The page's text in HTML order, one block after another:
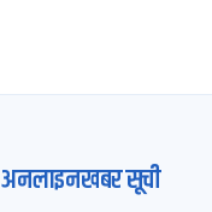
अनलाइनखबर सूची